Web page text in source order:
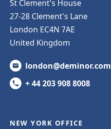
St Clement's House
27-28 Clement's Lane
London EC4N 7AE
United Kingdom
london@deminor.com
+ 44 203 908 8008
NEW YORK OFFICE